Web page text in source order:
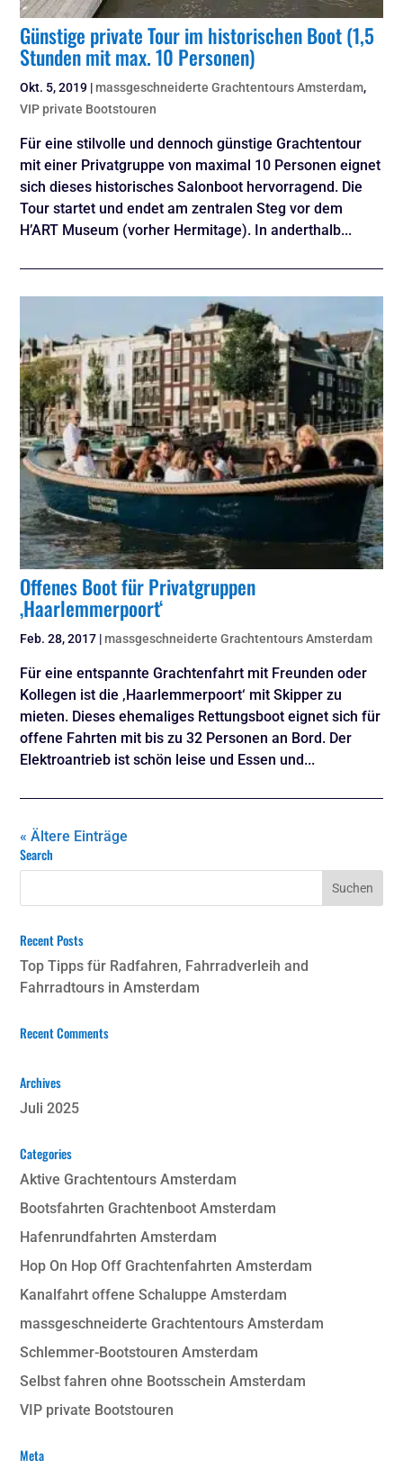
Günstige private Tour im historischen Boot (1,5
Stunden mit max. 10 Personen)
Okt. 5, 2019 |massgeschneiderte Grachtentours Amsterdam,
VIP private Bootstouren
Für eine stilvolle und dennoch günstige Grachtentour
mit einer Privatgruppe von maximal 10 Personen eignet
sich dieses historisches Salonboot hervorragend. Die
Tour startet und endet am zentralen Steg vor dem
H’ART Museum (vorher Hermitage). In anderthalb...
Offenes Boot für Privatgruppen
‚Haarlemmerpoort‘
Feb. 28, 2017 |massgeschneiderte Grachtentours Amsterdam
Für eine entspannte Grachtenfahrt mit Freunden oder
Kollegen ist die ‚Haarlemmerpoort‘ mit Skipper zu
mieten. Dieses ehemaliges Rettungsboot eignet sich für
offene Fahrten mit bis zu 32 Personen an Bord. Der
Elektroantrieb ist schön leise und Essen und...
« Ältere Einträge
Search
Recent Posts
Top Tipps für Radfahren, Fahrradverleih and
Fahrradtours in Amsterdam
Recent Comments
Archives
Juli 2025
Categories
Aktive Grachtentours Amsterdam
Bootsfahrten Grachtenboot Amsterdam
Hafenrundfahrten Amsterdam
Hop On Hop Off Grachtenfahrten Amsterdam
Kanalfahrt offene Schaluppe Amsterdam
massgeschneiderte Grachtentours Amsterdam
Schlemmer-Bootstouren Amsterdam
Selbst fahren ohne Bootsschein Amsterdam
VIP private Bootstouren
Meta